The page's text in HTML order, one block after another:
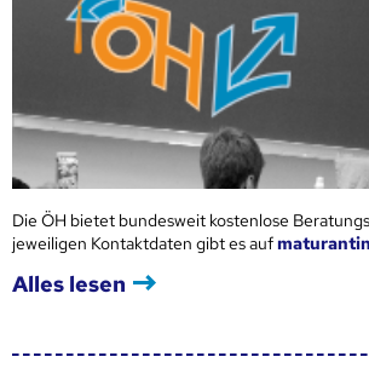
Die ÖH bietet bundesweit kostenlose
jeweiligen Kontaktdaten gibt es auf
Alles lesen